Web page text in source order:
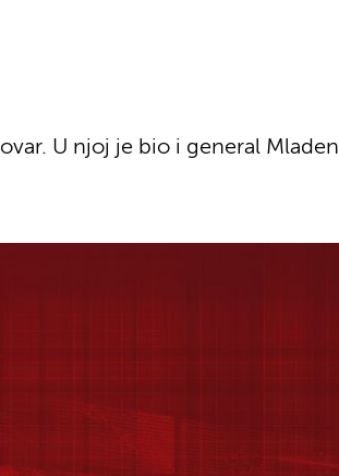
U njoj je bio i general Mladen